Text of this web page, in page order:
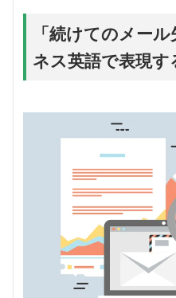
「続けてのメー
ネス英語で表現す